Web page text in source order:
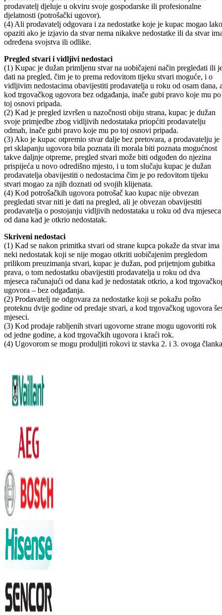
prodavatelj djeluje u okviru svoje gospodarske ili profesionalne
djelatnosti (potrošački ugovor).
(4) Ali prodavatelj odgovara i za nedostatke koje je kupac mogao lako
opaziti ako je izjavio da stvar nema nikakve nedostat­ke ili da stvar
određena svojstva ili odlike.
Pregled stvari i vidljivi nedostaci
(1) Kupac je dužan primljenu stvar na uobičajeni način pregledati ili
dati na pregled, čim je to prema redovitom tijeku stvari moguće, i o
vidljivim nedostacima obavijestiti prodavatelja u roku od osam dana,
kod trgovačkog ugovora bez odgađanja, inače gubi pravo koje mu po
toj osnovi pripada.
(2) Kad je pregled izvršen u nazočnosti obiju strana, kupac je dužan
svoje primjedbe zbog vidljivih nedostataka priopćiti prodavatelju
odmah, inače gubi pravo koje mu po toj osnovi pripada.
(3) Ako je kupac otpremio stvar dalje bez pretovara, a prodavatelju je
pri sklapanju ugovora bila poznata ili morala biti poznata mogućnost
takve daljnje otpreme, pregled stvari može biti odgođen do njezina
prispijeća u novo odredišno mjesto, i u tom slučaju kupac je dužan
prodavatelja obavijestiti o nedostacima čim je po redovitom tijeku
stvari mogao za njih doznati od svojih klijenata.
(4) Kod potrošačkih ugovora potrošač kao kupac nije obvezan
pregledati stvar niti je dati na pregled, ali je obvezan obavijestiti
prodavatelja o postojanju vidljivih nedostataka u roku od dva mjeseca
od dana kad je otkrio nedostatak.
Skriveni nedostaci
(1) Kad se nakon primitka stvari od strane kupca pokaže da stvar ima
neki nedostatak koji se nije mogao otkriti uobičajenim pregledom
prilikom preuzimanja stvari, kupac je dužan, pod prijetnjom gubitka
prava, o tom nedostatku obavijestiti prodavatelja u roku od dva
mjeseca računajući od dana kad je nedostatak otkrio, a kod
ugovora – bez odgađanja.
(2) Prodavatelj ne odgovara za nedostatke koji se pokažu pošto
proteknu dvije godine od predaje stvari, a kod trgovačkog ugovora
mjeseci.
(3) Kod prodaje rabljenih stvari ugovorne strane mogu ugovoriti rok
od jedne godine, a kod trgovačkih ugovora i kraći rok.
(4) Ugovorom se mogu produljiti rokovi iz stavka 2. i 3. ovoga